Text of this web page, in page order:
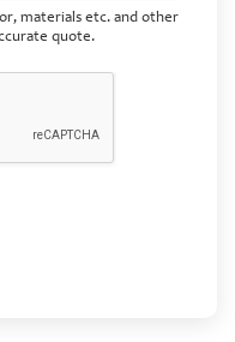
materials etc. and other
quote.